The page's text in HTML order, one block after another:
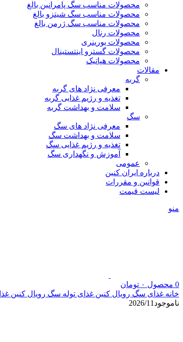
محصولات مناسب سگ پامرانین بالغ
محصولات مناسب سگ شیتزو بالغ
محصولات مناسب سگ ژرمن بالغ
محصولات رنال
محصولات یورینری
محصولات گسترو اینتستینال
محصولات هپاتیک
مقالات
گربه
معرفی نژاد های گربه
تغذیه و رژیم غذایی گربه
سلامت و بهداشت گربه
سگ
معرفی نژاد های سگ
سلامت و بهداشت سگ
تغذیه و رژیم غذایی سگ
آموزش و نگهداری سگ
عمومی
درباره ایران کنین
قوانین و مقررات
لیست قیمت
منو
0 محصول ۰ تومان
خانه غذای سگ رویال کنین غذای توله سگ رویال کنین
ناموجود 2026/11